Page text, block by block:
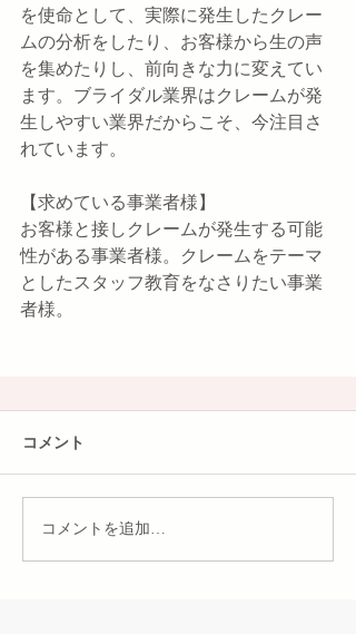
を使命として、実際に発生したクレー
ムの分析をしたり、お客様から生の声
を集めたりし、前向きな力に変えてい
ます。ブライダル業界はクレームが発
生しやすい業界だからこそ、今注目さ
れています。
【求めている事業者様】
お客様と接しクレームが発生する可能
性がある事業者様。クレームをテーマ
としたスタッフ教育をなさりたい事業
者様。
コメント
コメントを追加…